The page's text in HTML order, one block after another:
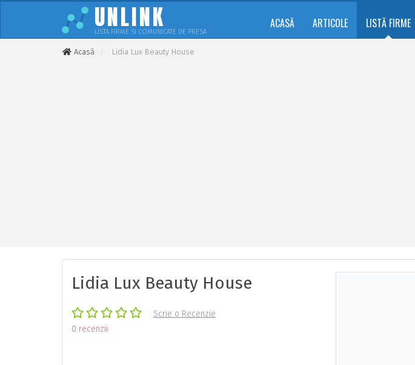
UNLINK
LISTA FIRME SI COMUNICATE DE PRESA
ACASĂ ARTICOLE LISTĂ FIRME
Acasă Lidia Lux Beauty House
Lidia Lux Beauty House
Scrie o Recenzie
0 recenzii